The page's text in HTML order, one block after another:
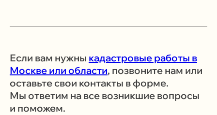
Если вам нужны кадастровые работы в
Москве или области, позвоните нам или
оставьте свои контакты в форме.
Мы ответим на все возникшие вопросы
и поможем.
info@corconsult.ru
14, стр. 1, этаж 2
Работаем в будни с 10.00 до 18.00 по
московскому времени.